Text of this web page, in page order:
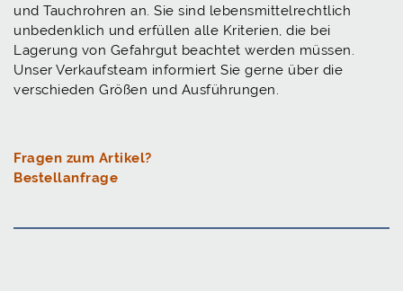
und Tauchrohren an. Sie sind lebensmittelrechtlich
unbedenklich und erfüllen alle Kriterien, die bei
Lagerung von Gefahrgut beachtet werden müssen.
Unser Verkaufsteam informiert Sie gerne über die
verschieden Größen und Ausführungen.
Fragen zum Artikel?
Bestellanfrage